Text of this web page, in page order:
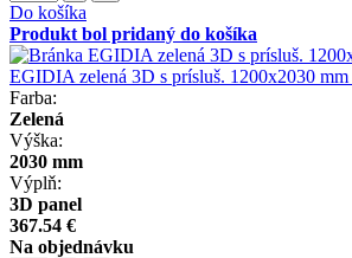
Do košíka
Produkt bol pridaný do košíka
EGIDIA zelená 3D s prísluš. 1200x2030 mm
Farba:
Zelená
Výška:
2030 mm
Výplň:
3D panel
367.54 €
Na objednávku